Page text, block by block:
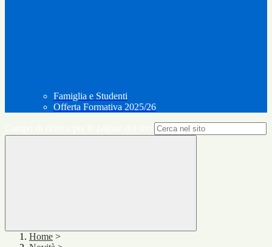
Famiglia e Studenti
Offerta Formativa 2025/26
Home >